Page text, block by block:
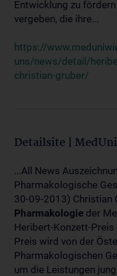
Entwicklung zu
vergeben, die ihre...
https://
uns/news/detail/
christian-gruber/
Detailsite |
...All News
Pharmakologische
30-09-2013) Christian
Pharmakologie der
Heribert-Konzett-
Preis wird von der
Pharmakologischen
um die Leistungen